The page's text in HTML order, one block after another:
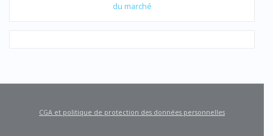
du marché
CGA et politique de protection des données personnelles